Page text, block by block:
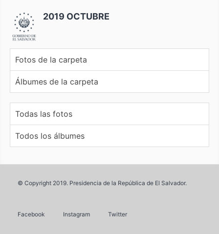
2019 OCTUBRE
Fotos de la carpeta
Álbumes de la carpeta
Todas las fotos
Todos los álbumes
© Copyright 2019. Presidencia de la República de El Salvador.
Facebook Instagram Twitter